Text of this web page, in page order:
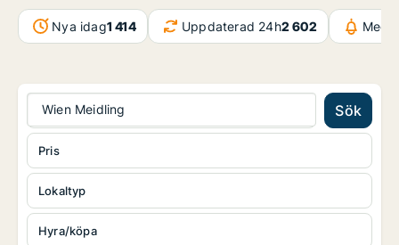
Nya idag1 414 Uppdaterad 24h2 602
Wien Meidling Sök
Lokaltyp
Hyra/köpa
Pris